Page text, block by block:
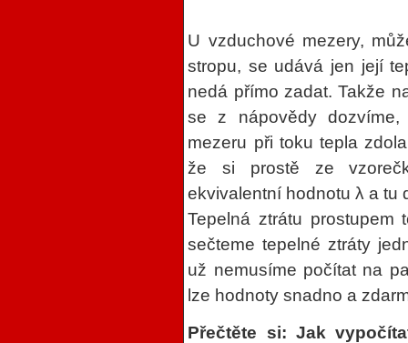
U vzduchové mezery,
stropu, se udává jen její
nedá přímo zadat. Takže
se z nápovědy
mezeru při toku tepla
že si prostě ze
ekvivalentní hodnotu λ a tu
Tepelná ztrátu prostupem
sečteme tepelné ztráty
už nemusíme počítat na
lze hodnoty snadno a
Přečtěte si: Jak